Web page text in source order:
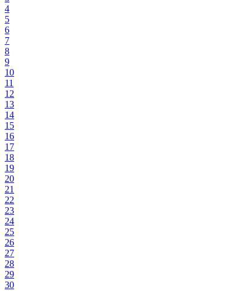
4
5
6
7
8
9
10
11
12
13
14
15
16
17
18
19
20
21
22
23
24
25
26
27
28
29
30